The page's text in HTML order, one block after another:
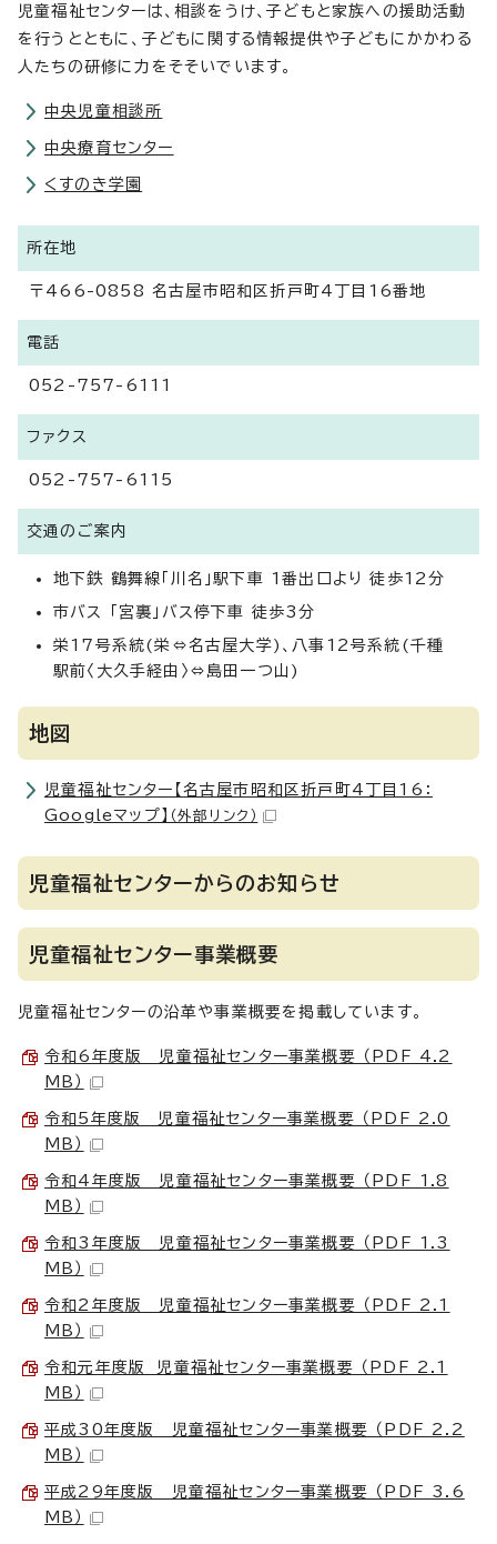
児童福祉センターは、相談をうけ、子どもと家族への援助活動
を行うとともに、子どもに関する情報提供や子どもにかかわる
人たちの研修に力をそそいでいます。
中央児童相談所
中央療育センター
くすのき学園
所在地
〒466-0858 名古屋市昭和区折戸町4丁目16番地
電話
052-757-6111
ファクス
052-757-6115
交通のご案内
地下鉄 鶴舞線「川名」駅下車 1番出口より 徒歩12分
市バス 「宮裏」バス停下車 徒歩3分
栄17号系統(栄⇔名古屋大学)、八事12号系統(千種
駅前〈大久手経由〉⇔島田一つ山)
地図
児童福祉センター【名古屋市昭和区折戸町4丁目16：
Googleマップ】 （外部リンク）
児童福祉センターからのお知らせ
児童福祉センター事業概要
児童福祉センターの沿革や事業概要を掲載しています。
令和6年度版 児童福祉センター事業概要 （PDF 4.2
MB）
令和5年度版 児童福祉センター事業概要 （PDF 2.0
MB）
令和4年度版 児童福祉センター事業概要 （PDF 1.8
MB）
令和3年度版 児童福祉センター事業概要 （PDF 1.3
MB）
令和2年度版 児童福祉センター事業概要 （PDF 2.1
MB）
令和元年度版 児童福祉センター事業概要 （PDF 2.1
MB）
平成30年度版 児童福祉センター事業概要 （PDF 2.2
MB）
平成29年度版 児童福祉センター事業概要 （PDF 3.6
MB）